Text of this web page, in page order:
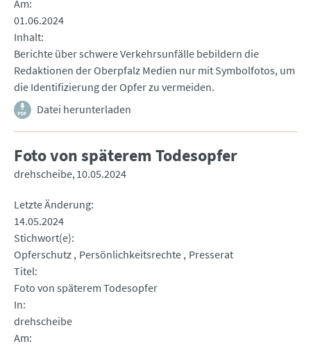
Am
01.06.2024
Inhalt
Berichte über schwere Verkehrsunfälle bebildern die
Redaktionen der Oberpfalz Medien nur mit Symbolfotos, um
die Identifizierung der Opfer zu vermeiden.
Datei herunterladen
Foto von späterem Todesopfer
drehscheibe 10.05.2024
Letzte Änderung
14.05.2024
Stichwort(e)
Opferschutz Persönlichkeitsrechte Presserat
Titel
Foto von späterem Todesopfer
In
drehscheibe
Am